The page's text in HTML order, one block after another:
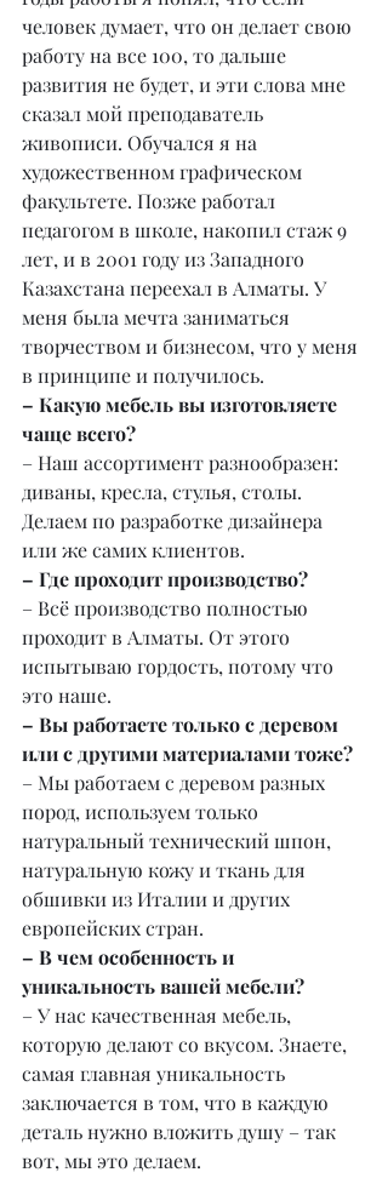
человек думает, что он делает свою
работу на все 100, то дальше
развития не будет, и эти слова мне
сказал мой преподаватель
живописи. Обучался я на
художественном графическом
факультете. Позже работал
педагогом в школе, накопил стаж 9
лет, и в 2001 году из Западного
Казахстана переехал в Алматы. У
меня была мечта заниматься
творчеством и бизнесом, что у меня
в принципе и получилось.
– Какую мебель вы изготовляете
чаще всего?
– Наш ассортимент разнообразен:
диваны, кресла, стулья, столы.
Делаем по разработке дизайнера
или же самих клиентов.
– Где проходит производство?
– Всё производство полностью
проходит в Алматы. От этого
испытываю гордость, потому что
это наше.
– Вы работаете только с деревом
или с другими материалами тоже?
– Мы работаем с деревом разных
пород, используем только
натуральный технический шпон,
натуральную кожу и ткань для
обшивки из Италии и других
европейских стран.
– В чем особенность и
уникальность вашей мебели?
– У нас качественная мебель,
которую делают со вкусом. Знаете,
самая главная уникальность
заключается в том, что в каждую
деталь нужно вложить душу – так
вот, мы это делаем.